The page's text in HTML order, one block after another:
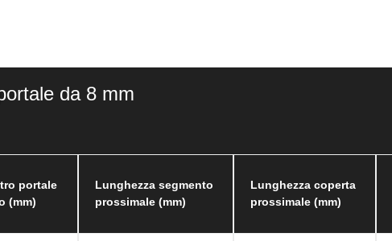
da 8 mm
portale
(mm)
Lunghezza segmento
prossimale (mm)
Lunghezza coperta
prossimale (mm)